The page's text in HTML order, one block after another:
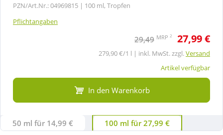
PZN/Art.Nr.: 04969815 | 100 ml, Tropfen
Pflichtangaben
29,49 MRP 2 27,99 €
279,90 €/1 l | inkl. MwSt. zzgl.Versand
Artikel verfügbar
In den Warenkorb
50 ml für 14,99 € 100 ml für 27,99 €